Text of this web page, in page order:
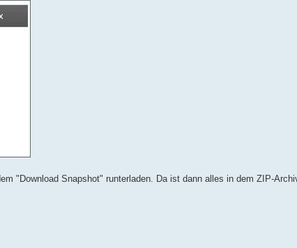
"Download Snapshot" runterladen. Da ist dann alles in dem ZIP-